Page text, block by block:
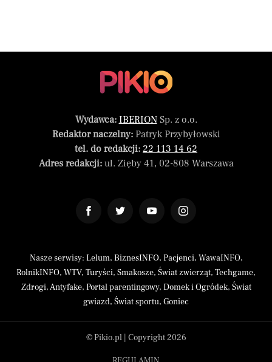
Wydawca: IBERIONSp. z o.o.
Redaktor naczelny:Patryk Przybyłowski
tel. do redakcji: 22 113 14 62
Adres redakcji:ul. Zięby 41, 02-808 Warszawa
Nasze serwisy: Lelum, BiznesINFO, Pacjenci, WawaINFO,
RolnikINFO, WTV, Turyści, Smakosze, Świat zwierząt, Techgame,
Zdrogi,Antyfake, Portal parentingowy, Domek i Ogródek, Świat
gwiazd, Świat sportu, Goniec
© Pikio.pl | Copyright 2026